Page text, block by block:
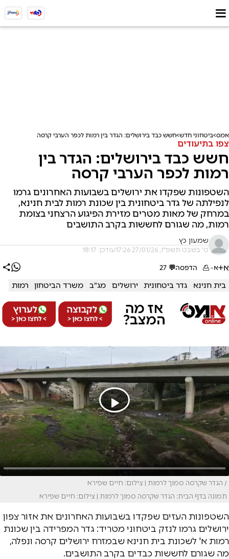
אמס ביטחוני חדש חשש כבד בירושלים: הגדר בין רמות לכפר הערבי קרסה
צפו בתיעודים
חשש כבד בירושלים: הגדר בין
רמות לכפר הערבי קרסה
השטפונות שפקדו את ירושלים בשבועות האחרונים גרמו
לנפילתה של גדר ביטחונית בין שכונת רמות לבית חנינא,
במרחק של מאות מטרים מזירת הפיגוע הרצחני בצומת
רמות, מה שגורם לחששות בקרב התושבים
שמעון כץ
ט' בשבט תשפ"ו, 27/01/26 17:26 עודכן: 18:17
א+א- הדפסה💬
27
בית חנינא גדר ביטחונית ירושלים מג"ב משרד הביטחון רמות
/ הגדר שקרסה סמוך לרמות | צילום: חיים שפירא
תמונה בדף הבית: הגדר שקרסה סמוך לרמות | צילום: חיים שפירא
השטפונות העזים שפקדו בשבועות האחרונים את אזור צפון
ירושלים גרמו לנזק ביטחוני מטריד: גדר המפרידה בין שכונת
רמות א' לשכונת בית חנינא שבמזרח ירושלים קרסה ונפלה,
מה שגורם לחששות כבדים בקרב התושבים.